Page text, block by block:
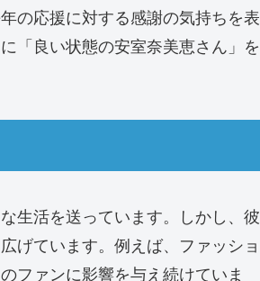
の応援に対する感謝の気持ちを表
「良い状態の安室奈美恵さん」を
生活を送っています。しかし、彼
げています。例えば、ファッショ
ファンに影響を与え続けていま